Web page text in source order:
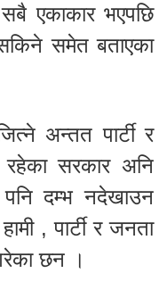
एकाकार भएपछि
समेत बताएका
अन्तत पार्टी र
रहेका सरकार अनि
दम्भ नदेखाउन
, पार्टी र जनता
छन ।